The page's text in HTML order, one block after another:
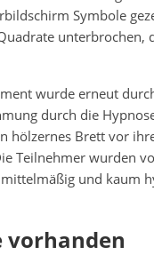
Symbole
unterbrochen,
wurde erneut
durch die
hölzernes Brett vor
Teilnehmer wurden
und kaum
vorhanden